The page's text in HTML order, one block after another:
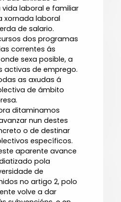
laboral e familiar
xornada laboral
de salario.
dos programas
correntes ás
sexa posible, a
activas de emprego.
as axudas á
de ámbito
ditaminamos
nun destes
o de destinar
específicos.
aparente avance
pola
de
no artigo 2, polo
volve a dar